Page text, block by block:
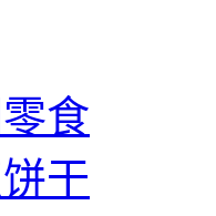
食
干